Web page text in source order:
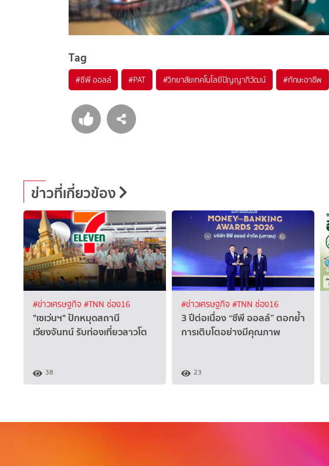
Tag
#ซีพี ออลล์ #PAT #วิทยาลัยเทคโนโลยีปัญญาภิวัฒน์ #ทักษะอาชีพ
ข่าวที่เกี่ยวข้อง
#ข่าวเศรษฐกิจ #TNN ช่อง16
"เซเว่นฯ" ปักหมุดสถานี
เวียงจันทน์ รับท่องเที่ยวลาวโต
38
#ข่าวเศรษฐกิจ #TNN ช่อง16
3 ปีต่อเนื่อง “ซีพี ออลล์” ตอกย้ำ
การเติบโตอย่างมีคุณภาพ
23